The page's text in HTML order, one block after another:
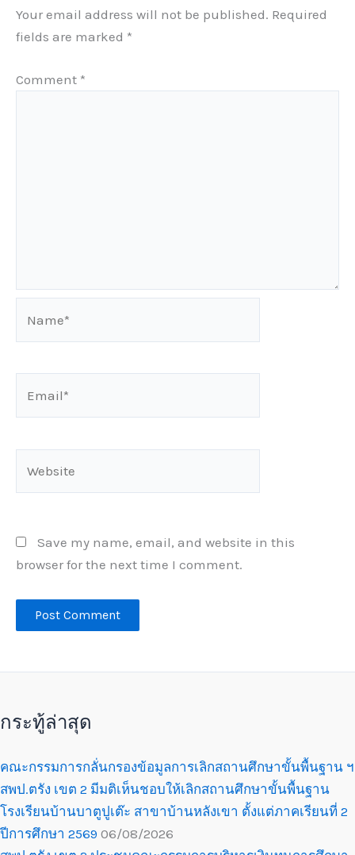
Your email address will not be published. Required
fields are marked *
Comment *
Save my name, email, and website in this
browser for the next time I comment.
กระทู้ล่าสุด
คณะกรรมการกลั่นกรองข้อมูลการเลิกสถานศึกษาขั้นพื้นฐาน ฯ
สพป.ตรัง เขต 2 มีมติเห็นชอบให้เลิกสถานศึกษาขั้นพื้นฐาน
โรงเรียนบ้านบาตูปูเต๊ะ สาขาบ้านหลังเขา ตั้งแต่ภาคเรียนที่ 2
ปีการศึกษา 2569 06/08/2026